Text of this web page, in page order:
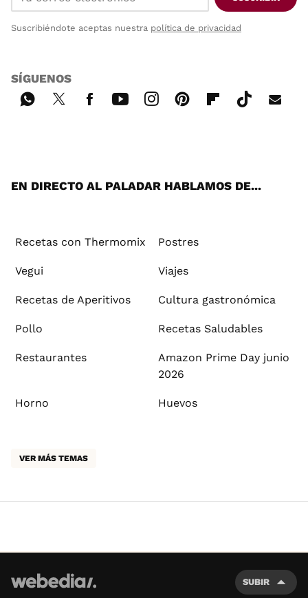
Suscribiéndote aceptas nuestra política de privacidad
SÍGUENOS
EN DIRECTO AL PALADAR HABLAMOS DE...
Recetas con Thermomix Postres
Vegui Viajes
Recetas de Aperitivos Cultura gastronómica
Pollo Recetas Saludables
Restaurantes
Amazon Prime Day junio
2026
Horno Huevos
VER MÁS TEMAS
SUBIR